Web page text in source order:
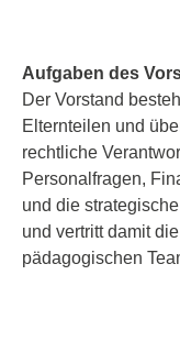
Aufgaben des
Der Vorstand
Elternteilen und
rechtliche
Personalfragen,
und die
und vertritt damit
pädagogischen